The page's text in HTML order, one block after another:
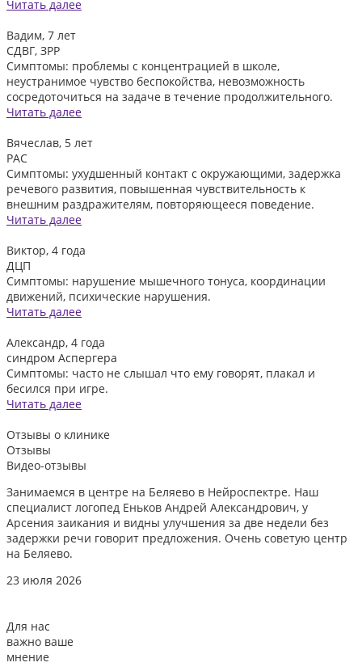
Читать далее
Вадим, 7 лет
СДВГ, ЗРР
Симптомы: проблемы с концентрацией в школе,
неустранимое чувство беспокойства, невозможность
сосредоточиться на задаче в течение продолжительного.
Читать далее
Вячеслав, 5 лет
РАС
Симптомы: ухудшенный контакт с окружающими, задержка
речевого развития, повышенная чувствительность к
внешним раздражителям, повторяющееся поведение.
Читать далее
Виктор, 4 года
ДЦП
Симптомы: нарушение мышечного тонуса, координации
движений, психические нарушения.
Читать далее
Александр, 4 года
синдром Аспергера
Симптомы: часто не слышал что ему говорят, плакал и
бесился при игре.
Читать далее
Отзывы о клинике
Отзывы
Видео-отзывы
Занимаемся в центре на Беляево в Нейроспектре. Наш
специалист логопед Еньков Андрей Александрович, у
Арсения заикания и видны улучшения за две недели без
задержки речи говорит предложения. Очень советую центр
на Беляево.
23 июля 2026
Для нас
важно ваше
мнение